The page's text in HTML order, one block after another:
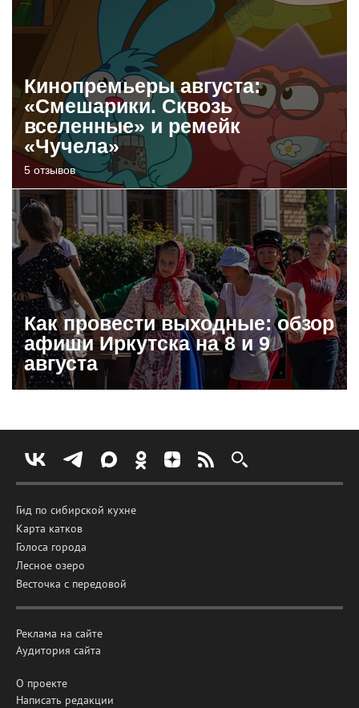
Кинопремьеры августа:
«Смешарики. Сквозь
вселенные» и ремейк
«Чучела»
5 отзывов
Как провести выходные: обзор
афиши Иркутска на 8 и 9
августа
Гид по сибирской кухне
Карта катков
Голоса города
Лесное озеро
Весточка с передовой
Реклама на сайте
Аудитория сайта
О проекте
Написать редакции